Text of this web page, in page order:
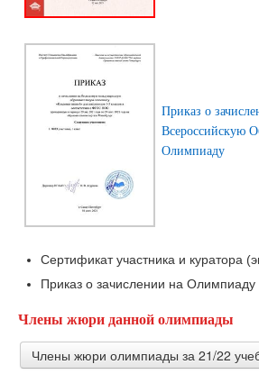
Приказ о
Всероссийскую
Олимпиаду
Сертификат участника и куратора
Приказ о зачислении на Олимпиаду
Члены жюри данной олимпиады
Члены жюри олимпиады за 21/22